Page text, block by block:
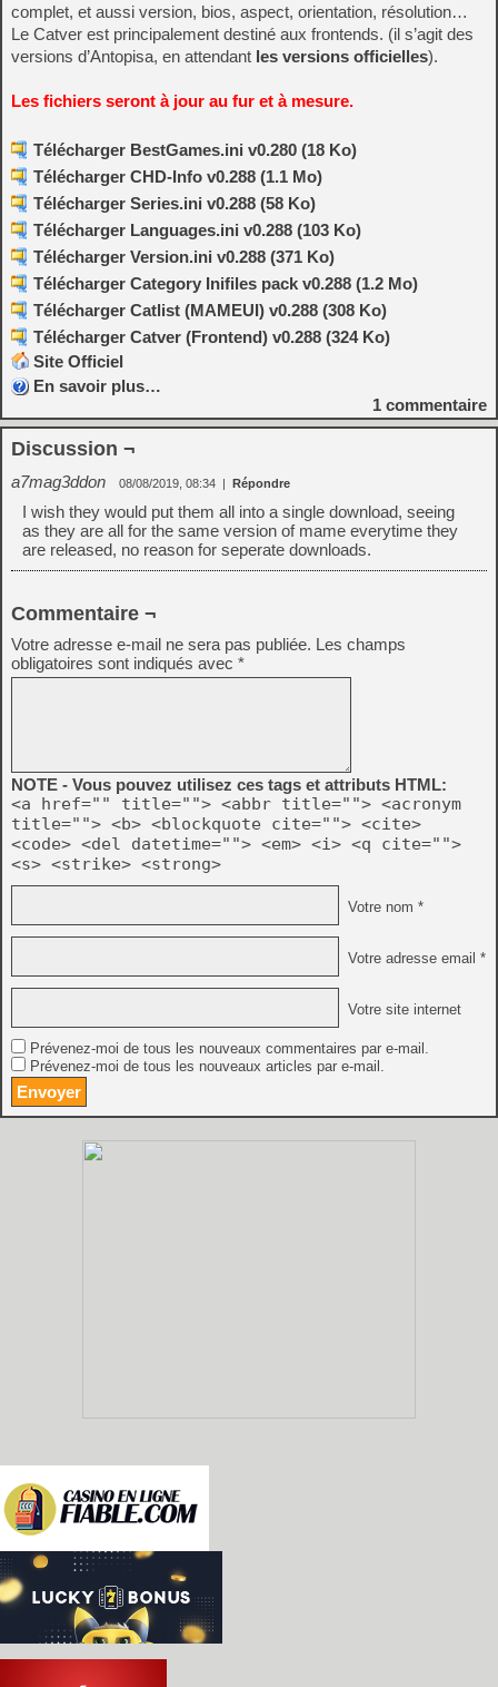
complet, et aussi version, bios, aspect, orientation, résolution…
Le Catver est principalement destiné aux frontends. (il s’agit des
versions d’Antopisa, en attendant les versions officielles).
Les fichiers seront à jour au fur et à mesure.
Télécharger BestGames.ini v0.280 (18 Ko)
Télécharger CHD-Info v0.288 (1.1 Mo)
Télécharger Series.ini v0.288 (58 Ko)
Télécharger Languages.ini v0.288 (103 Ko)
Télécharger Version.ini v0.288 (371 Ko)
Télécharger Category Inifiles pack v0.288 (1.2 Mo)
Télécharger Catlist (MAMEUI) v0.288 (308 Ko)
Télécharger Catver (Frontend) v0.288 (324 Ko)
Site Officiel
En savoir plus…
1 commentaire
Discussion ¬
a7mag3ddon 08/08/2019, 08:34 | Répondre
I wish they would put them all into a single download, seeing
as they are all for the same version of mame everytime they
are released, no reason for seperate downloads.
Commentaire ¬
Votre adresse e-mail ne sera pas publiée. Les champs
obligatoires sont indiqués avec *
NOTE - Vous pouvez utilisez ces tags et attributs HTML:
<a href="" title=""> <abbr title=""> <acronym
title=""> <b> <blockquote cite=""> <cite>
<code> <del datetime=""> <em> <i> <q cite="">
<s> <strike> <strong>
Votre nom *
Votre adresse email *
Votre site internet
Prévenez-moi de tous les nouveaux commentaires par e-mail.
Prévenez-moi de tous les nouveaux articles par e-mail.